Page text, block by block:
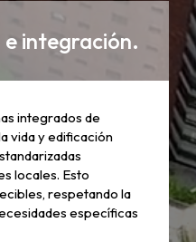
integración.
integrados de
vida y edificación
locales. Esto
respetando la
específicas